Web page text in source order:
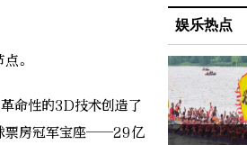
。
命性的3D技术创造了
票房冠军宝座——29亿
娱乐热点